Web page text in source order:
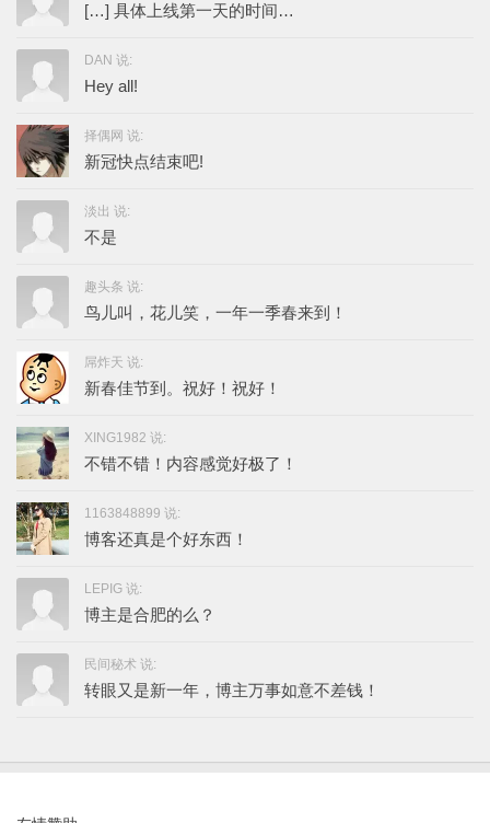
[…] 具体上线第一天的时间…
DAN 说:
Hey all!
择偶网 说:
新冠快点结束吧!
淡出 说:
不是
趣头条 说:
鸟儿叫，花儿笑，一年一季春来到！
屌炸天 说:
新春佳节到。祝好！祝好！
XING1982 说:
不错不错！内容感觉好极了！
1163848899 说:
博客还真是个好东西！
LEPIG 说:
博主是合肥的么？
民间秘术 说:
转眼又是新一年，博主万事如意不差钱！